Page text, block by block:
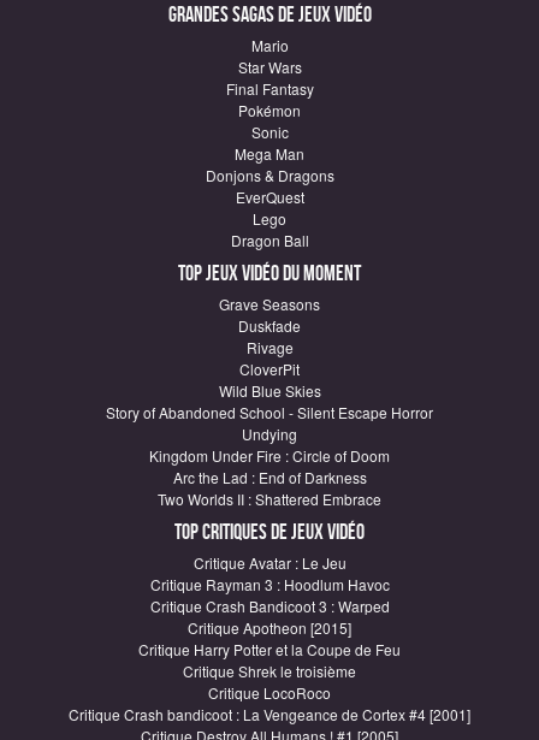
Grandes sagas de Jeux vidéo
Mario
Star Wars
Final Fantasy
Pokémon
Sonic
Mega Man
Donjons & Dragons
EverQuest
Lego
Dragon Ball
Top Jeux vidéo du moment
Grave Seasons
Duskfade
Rivage
CloverPit
Wild Blue Skies
Story of Abandoned School - Silent Escape Horror
Undying
Kingdom Under Fire : Circle of Doom
Arc the Lad : End of Darkness
Two Worlds II : Shattered Embrace
Top critiques de Jeux vidéo
Critique Avatar : Le Jeu
Critique Rayman 3 : Hoodlum Havoc
Critique Crash Bandicoot 3 : Warped
Critique Apotheon [2015]
Critique Harry Potter et la Coupe de Feu
Critique Shrek le troisième
Critique LocoRoco
Critique Crash bandicoot : La Vengeance de Cortex #4 [2001]
Critique Destroy All Humans ! #1 [2005]